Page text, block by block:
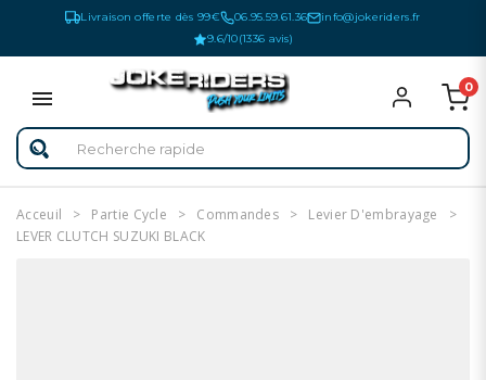
Livraison offerte dès 99€ 06.95.59.61.36
info@jokeriders.fr
9.6/10(1336 avis)
0
Acceuil Partie Cycle Commandes
Levier D'embrayage
LEVER CLUTCH SUZUKI BLACK